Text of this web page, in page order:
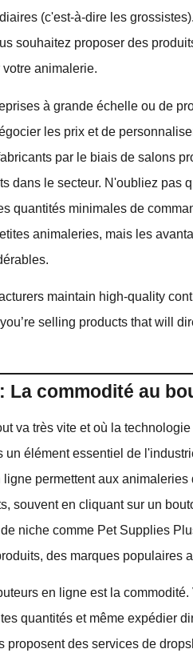
(c'est-à-dire les
souhaitez proposer des
animalerie.
à grande échelle ou de
les prix et de
par le biais de salons
dans le secteur. N'oubliez pas
quantités minimales de
animaleries, mais les
maintain high-quality
selling products that will
La commodité au
va très vite et où la
élément essentiel de
permettent aux animaleries
souvent en cliquant sur un
niche comme Pet Supplies
des marques populaires
en ligne est la
quantités et même expédier
proposent des services de